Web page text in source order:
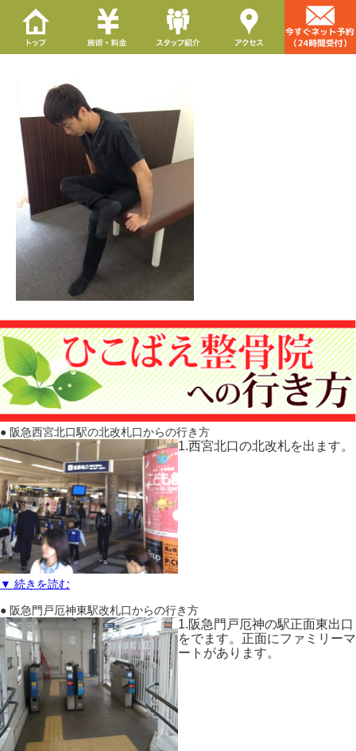
● 阪急西宮北口駅の北改札口からの行き方
1.西宮北口の北改札を出ます。
▼ 続きを読む
● 阪急門戸厄神東駅改札口からの行き方
1.阪急門戸厄神の駅正面東出口
をでます。正面にファミリーマ
ートがあります。